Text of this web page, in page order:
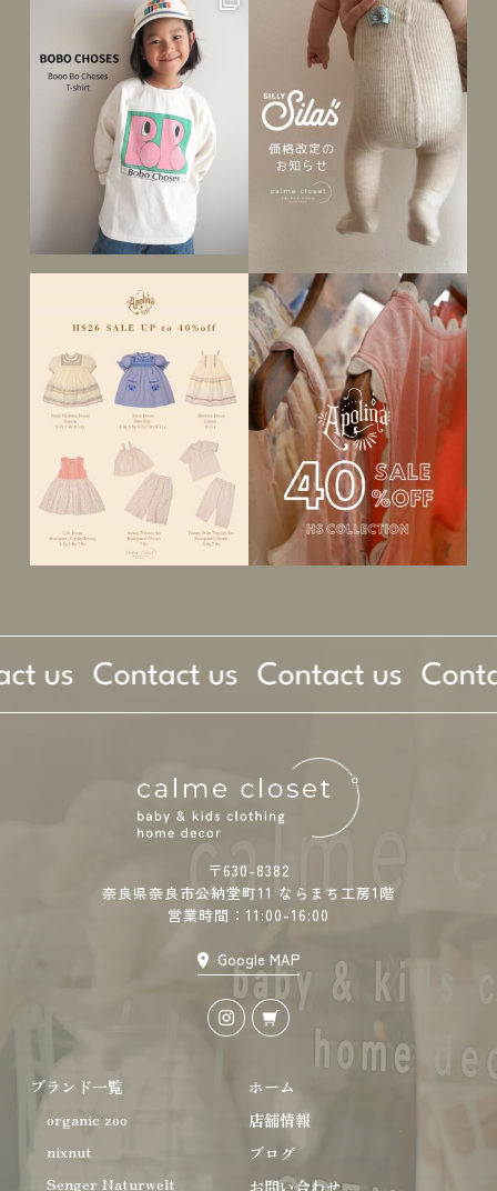
us Contact us Contact us
〒630-8382
奈良県奈良市公納堂町11 ならまち工房1階
営業時間：11:00-16:00
Google MAP
ブランド一覧
organic zoo
nixnut
Senger Naturwelt
ホーム
店舗情報
ブログ
お問い合わせ